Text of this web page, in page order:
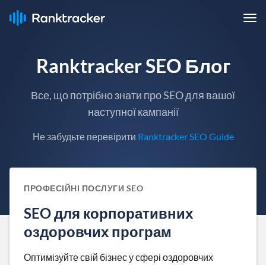
Ranktracker SEO Блог
Все, що потрібно знати про SEO для вашої
наступної кампанії
Не забудьте перевірити Ranktracker SEO Guide
ПРОФЕСІЙНІ ПОСЛУГИ SEO
SEO для корпоративних
оздоровчих програм
Оптимізуйте свій бізнес у сфері оздоровчих